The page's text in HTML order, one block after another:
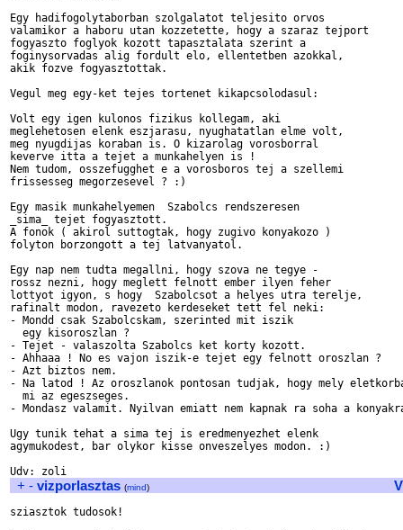
Egy hadifogolytaborban szolgalatot teljesito orvos
valamikor a haboru utan kozzetette, hogy a szaraz tejport
fogyaszto foglyok kozott tapasztalata szerint a
foginysorvadas alig fordult elo, ellentetben azokkal,
akik fozve fogyasztottak.
Vegul meg egy-ket tejes tortenet kikapcsolodasul:
Volt egy igen kulonos fizikus kollegam, aki
meglehetosen elenk eszjarasu, nyughatatlan elme volt,
meg nyugdijas koraban is. O kizarolag vorosborral
keverve itta a tejet a munkahelyen is !
Nem tudom, osszefugghet e a vorosboros tej a szellemi
frissesseg megorzesevel ? :)
Egy masik munkahelyemen  Szabolcs rendszeresen
_sima_ tejet fogyasztott.
A fonok ( akirol suttogtak, hogy zugivo konyakozo )
folyton borzongott a tej latvanyatol.
Egy nap nem tudta megallni, hogy szova ne tegye -
rossz nezni, hogy meglett felnott ember ilyen feher
lottyot igyon, s hogy  Szabolcsot a helyes utra terelje,
rafinalt modon, ravezeto kerdeseket tett fel neki:
- Mondd csak Szabolcskam, szerinted mit iszik
  egy kisoroszlan ?
- Tejet - valaszolta Szabolcs ket korty kozott.
- Ahhaaa ! No es vajon iszik-e tejet egy felnott oroszlan ?
- Azt biztos nem.
- Na latod ! Az oroszlanok pontosan tudjak, hogy mely
  mi az egeszseges.
- Mondasz valamit. Nyilvan emiatt nem kapnak ra soha a
Ugy tunik tehat a sima tej is eredmenyezhet elenk
agymukodest, bar olykor kisse onveszelyes modon. :)
+ - vizporlasztas (mind)
sziasztok tudosok!